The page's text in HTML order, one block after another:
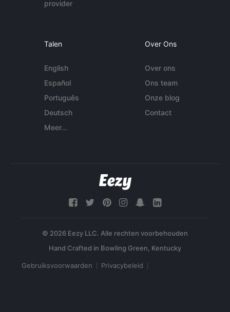
provider
Talen
English
Español
Português
Deutsch
Meer...
Over Ons
Over ons
Ons team
Onze blog
Contact
© 2026 Eezy LLC. Alle rechten voorbehouden
Gebruiksvoorwaarden Privacybeleid